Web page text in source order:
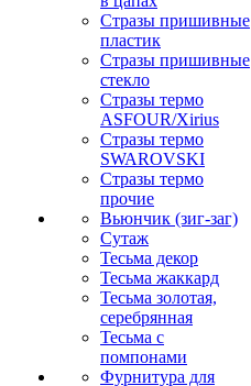
Стразы пришивные
пластик
Стразы пришивные
стекло
Стразы термо
ASFOUR/Xirius
Стразы термо
SWAROVSKI
Стразы термо
прочие
Вьюнчик (зиг-заг)
Сутаж
Тесьма декор
Тесьма жаккард
Тесьма золотая,
серебрянная
Тесьма с
помпонами
Фурнитура для